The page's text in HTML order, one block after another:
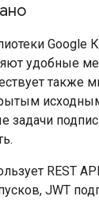
Google
удобные
также
REST
JWT